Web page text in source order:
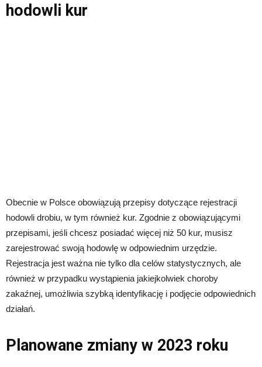
hodowli kur
Obecnie w Polsce obowiązują przepisy dotyczące rejestracji
hodowli drobiu, w tym również kur. Zgodnie z obowiązującymi
przepisami, jeśli chcesz posiadać więcej niż 50 kur, musisz
zarejestrować swoją hodowlę w odpowiednim urzędzie.
Rejestracja jest ważna nie tylko dla celów statystycznych, ale
również w przypadku wystąpienia jakiejkolwiek choroby
zakaźnej, umożliwia szybką identyfikację i podjęcie odpowiednich
działań.
Planowane zmiany w 2023 roku